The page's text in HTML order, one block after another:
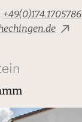
+49(0)174.1705786